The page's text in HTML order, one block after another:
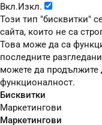
Вкл.Изкл.
Този тип "бисквитки"
сайта, които не са
Това може да са
последните
можете да продължите
функционалност.
Бисквитки
Маркетингови
Маркетингови